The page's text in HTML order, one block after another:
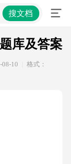
题库及答案
搜文档
库及答案
08-10
格式：